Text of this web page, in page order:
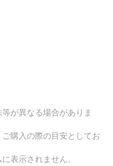
が異なる場合がありま
購入の際の目安としてお
表示されません。